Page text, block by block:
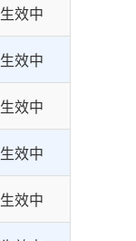
生效中
生效中
生效中
生效中
生效中